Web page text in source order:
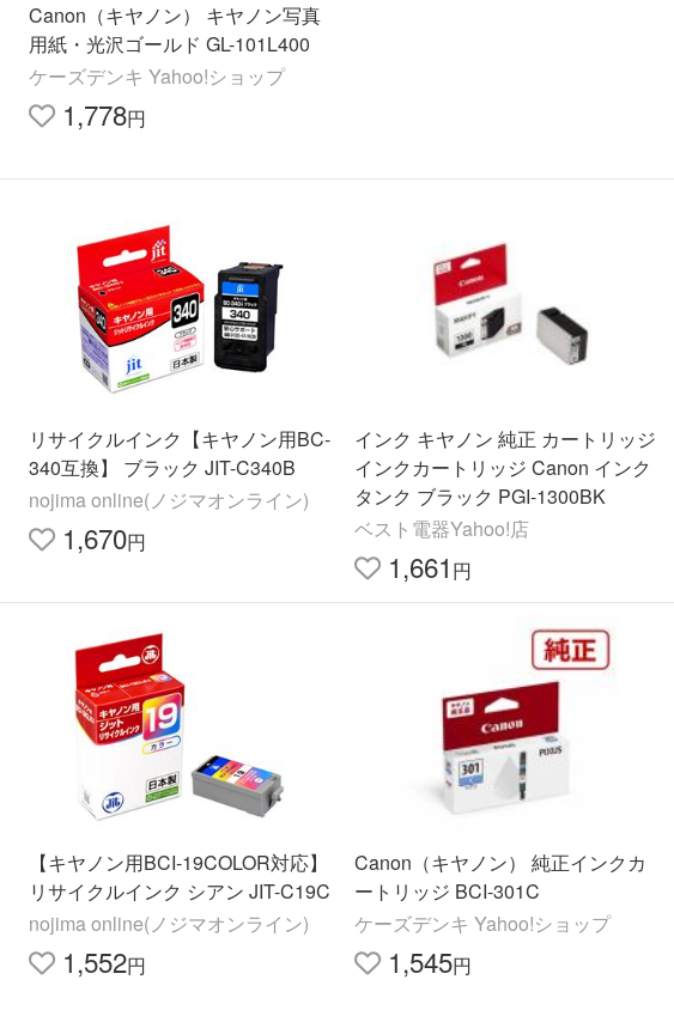
Canon（キヤノン） キヤノン写真
用紙・光沢ゴールド GL-101L400
ケーズデンキ Yahoo!ショップ
1,778円
リサイクルインク【キヤノン用BC-
340互換】 ブラック JIT-C340B
nojima online(ノジマオンライン)
1,670円
インク キヤノン 純正 カートリッジ
インクカートリッジ Canon インク
タンク ブラック PGI-1300BK
ベスト電器Yahoo!店
1,661 円
【キヤノン用BCI-19COLOR対応】
リサイクルインク シアン JIT-C19C
nojima online(ノジマオンライン)
1,552円
Canon（キヤノン） 純正インクカ
ートリッジ BCI-301C
ケーズデンキ Yahoo!ショップ
1,545円